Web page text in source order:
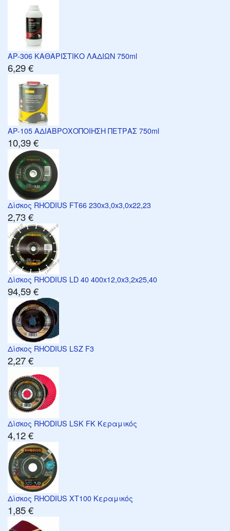
AP-306 ΚΑΘΑΡΙΣΤΙΚΟ ΛΑΔΙΩΝ 750ml
6,29 €
AP-105 ΑΔΙΑΒΡΟΧΟΠΟΙΗΣΗ ΠΕΤΡΑΣ 750ml
10,39 €
Δίσκος RHODIUS FT66 230x3,0x3,0x22,23
2,73 €
Δίσκος RHODIUS LD 40 400x12,0x3,2x25,40
94,59 €
Δίσκος RHODIUS LSZ F3
2,27 €
Δίσκος RHODIUS LSK FK Κεραμικός
4,12 €
Δίσκος RHODIUS XT100 Κεραμικός
1,85 €